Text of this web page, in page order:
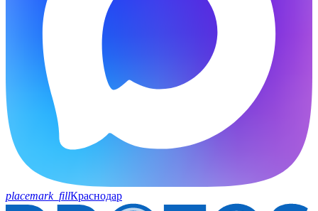
placemark_fillКраснодар